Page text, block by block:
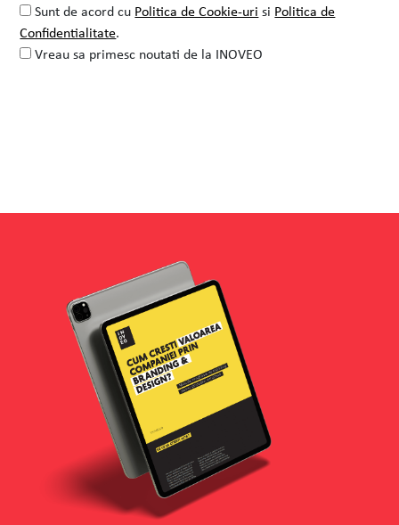
Dochita ne-a marcat intr-un mod foarte
pozitiv.
VEZI PROIECTUL
Sunt de acord cu Politica de Cookie-uri si Politica de
Confidentialitate.
Vreau sa primesc noutati de la INOVEO